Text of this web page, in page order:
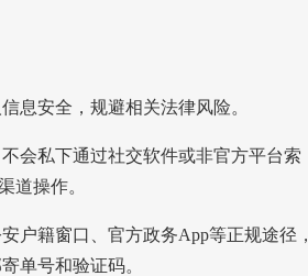
息安全，规避相关法律风险。
会私下通过社交软件或非官方平台索
道操作。
户籍窗口、官方政务App等正规途径，
单号和验证码。